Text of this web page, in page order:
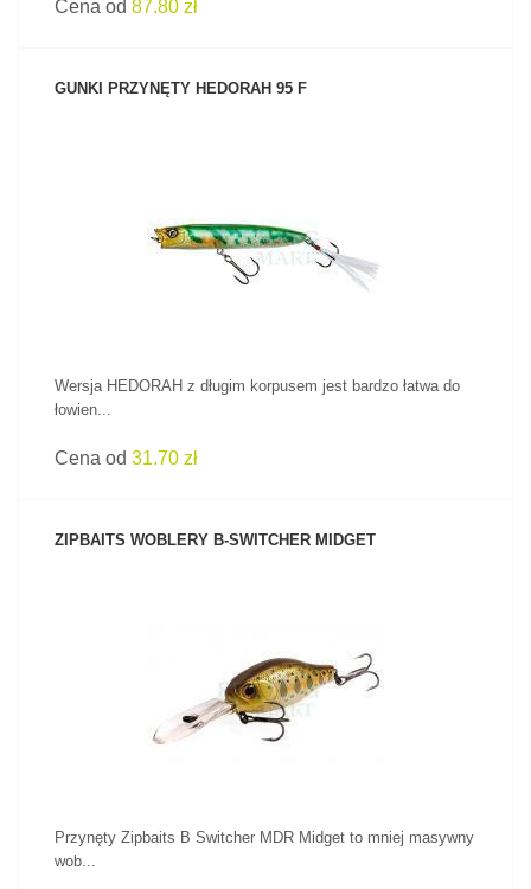
Cena od 87.80 zł
GUNKI PRZYNĘTY HEDORAH 95 F
Wersja HEDORAH z długim korpusem jest bardzo łatwa do
łowien...
Cena od 31.70 zł
ZIPBAITS WOBLERY B-SWITCHER MIDGET
ZOBACZ PRODUKT
Przynęty Zipbaits B Switcher MDR Midget to mniej masywny
wob...